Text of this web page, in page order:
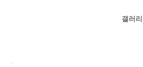
갤러